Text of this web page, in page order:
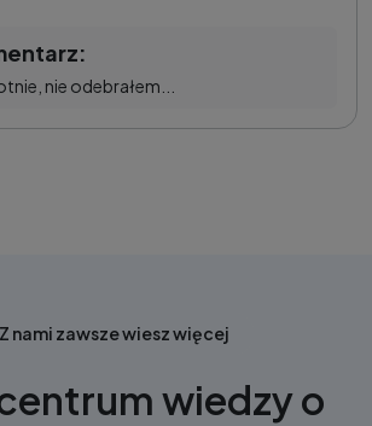
nie odebrałem...
nami zawsze wiesz więcej
wiedzy o